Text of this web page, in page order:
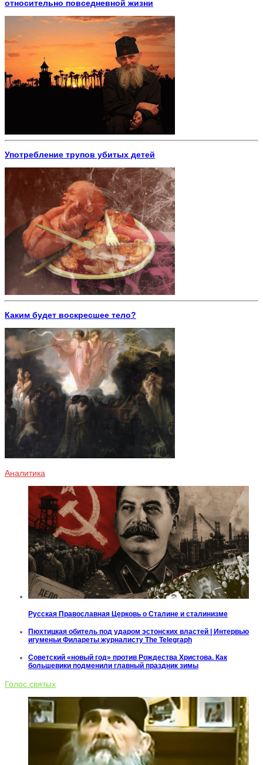
относительно повседневной жизни
Употребление трупов убитых детей
Каким будет воскресшее тело?
Аналитика
Русская Православная Церковь о Сталине и сталинизме
Пюхтицкая обитель под ударом эстонских властей | Интервью
игуменьи Филареты журналисту The Telegraph
Советский «новый год» против Рождества Христова. Как
большевики подменили главный праздник зимы
Голос святых